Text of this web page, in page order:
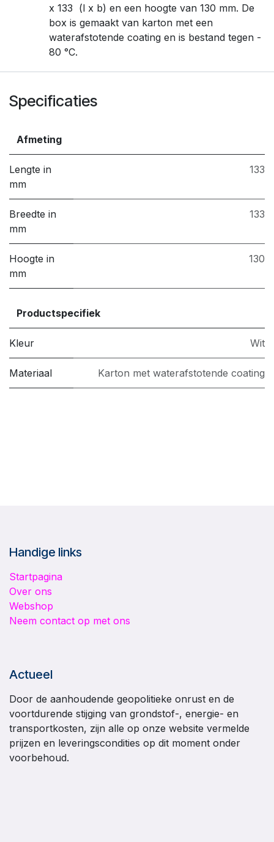
x 133 (l x b) en een hoogte van 130 mm. De
box is gemaakt van karton met een
waterafstotende coating en is bestand tegen -
80 °C.
Specificaties
Afmeting
Lengte in
mm
133
Breedte in
mm
133
Hoogte in
mm
130
Productspecifiek
Kleur Wit
Materiaal Karton met waterafstotende coating
Handige links
Startpagina
Over ons
Webshop
Neem contact op met ons
Actueel
Door de aanhoudende geopolitieke onrust en de
voortdurende stijging van grondstof-, energie- en
transportkosten, zijn alle op onze website vermelde
prijzen en leveringscondities op dit moment onder
voorbehoud.